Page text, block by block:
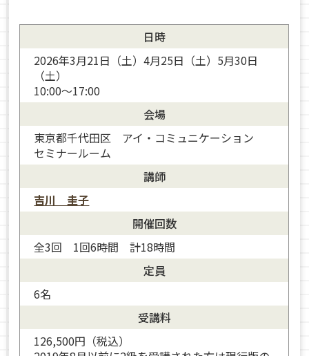
日時
2026年3月21日（土）4月25日（土）5月30日
（土）
10:00～17:00
会場
東京都千代田区 アイ・コミュニケーション
セミナールーム
講師
吉川 圭子
開催回数
全3回 1回6時間 計18時間
定員
6名
受講料
126,500円（税込）